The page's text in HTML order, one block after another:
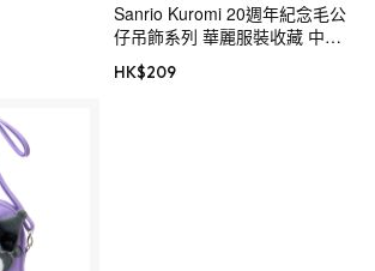
Sanrio Kuromi 20週年紀念毛公
仔吊飾系列 華麗服裝收藏 中島
公司 毛公仔鏈 MC
HK$209